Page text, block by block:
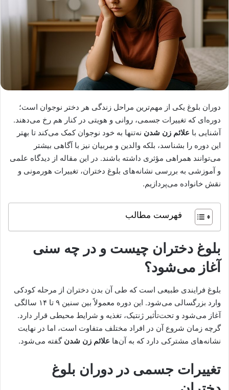
دوران بلوغ یکی از مهم‌ترین مراحل زندگی هر دختر نوجوان است؛
دوره‌ای که تغییرات جسمی، روانی و هویتی در کنار هم رخ می‌دهند.
آشنایی با علائم زن شدن نه‌تنها به خود نوجوان کمک می‌کند تا بهتر
این دوره را بشناسد، بلکه والدین و مربیان نیز با آگاهی بیشتر
می‌توانند همراهی مؤثری داشته باشند. در این مقاله از دیدگاه علمی
و آموزشی به بررسی نشانه‌های بلوغ دختران، تغییرات هورمونی و
نقش خانواده می‌پردازیم.
فهرست مطالب
بلوغ دختران چیست و در چه سنی
آغاز می‌شود؟
بلوغ فرایندی طبیعی است که طی آن بدن دختران از مرحله کودکی
وارد بزرگسالی می‌شود. این دوره معمولاً بین سنین ۹ تا ۱۴ سالگی
آغاز می‌شود و تحت‌تأثیر ژنتیک، تغذیه و شرایط محیطی قرار دارد.
گرچه زمان شروع آن در افراد مختلف متفاوت است، اما در نهایت
نشانه‌های مشترکی دارد که به آن‌ها علائم زن شدن گفته می‌شود.
تغییرات جسمی در دوران بلوغ